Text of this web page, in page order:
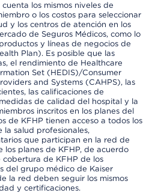
los mismos niveles de
o los costos para seleccionar
y los centros de atención en los
de Seguros Médicos, como lo
y líneas de negocios de
Plan). Es posible que las
el rendimiento de Healthcare
Set (HEDIS)/Consumer
and Systems (CAHPS), las
las calificaciones de
de calidad del hospital y la
inscritos en los planes del
de KFHP tienen acceso a todos los
salud profesionales,
que participan en la red de
planes de KFHP, de acuerdo
de KFHP de los
del grupo médico de Kaiser
la red deben seguir los mismos
y certificaciones.